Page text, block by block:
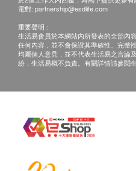
電郵: partnership@esdlife.com
重要聲明：
生活易會員於本網站內所發表的全部內
任何內容，並不會保證其準確性、完整
均屬個人意見，並不代表生活易之言論
紛，生活易概不負責。有關詳情請參閱